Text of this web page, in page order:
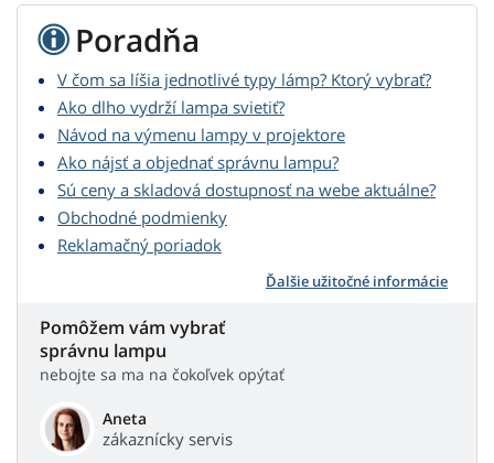
Poradňa
V čom sa líšia jednotlivé typy lámp? Ktorý vybrať?
Ako dlho vydrží lampa svietiť?
Návod na výmenu lampy v projektore
Ako nájsť a objednať správnu lampu?
Sú ceny a skladová dostupnosť na webe aktuálne?
Obchodné podmienky
Reklamačný poriadok
Ďalšie užitočné informácie
Pomôžem vám vybrať
správnu lampu
nebojte sa ma na čokoľvek opýtať
Aneta
zákaznícky servis